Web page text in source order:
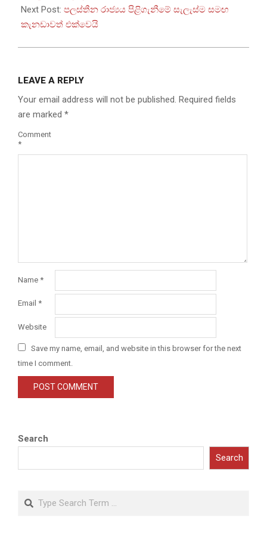
Next Post: පලස්තීන රාජ්‍යය පිළිගැනීමේ සැලැස්ම සමඟ
කැනඩාවත් එක්වෙයි
LEAVE A REPLY
Your email address will not be published. Required fields
are marked *
Comment
*
Name *
Email *
Website
Save my name, email, and website in this browser for the next
time I comment.
Search
Search
Search